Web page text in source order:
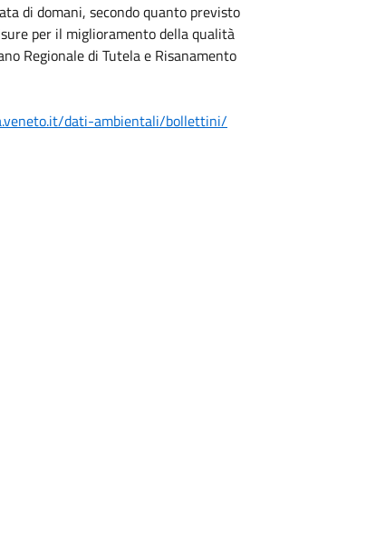
di domani, secondo quanto previsto
per il miglioramento della qualità
Regionale di Tutela e Risanamento
dati-ambientali/bollettini/